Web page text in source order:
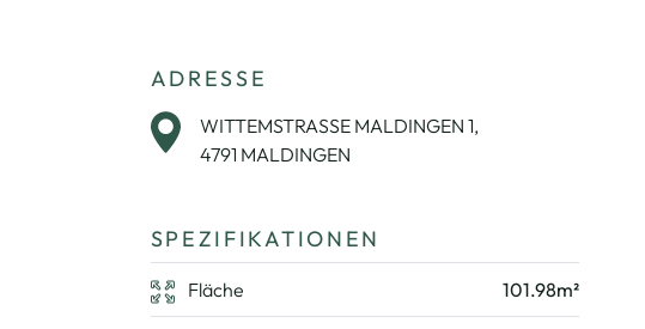
ADRESSE
WITTEMSTRASSE MALDINGEN 1,
4791 MALDINGEN
SPEZIFIKATIONEN
Fläche 101.98m²